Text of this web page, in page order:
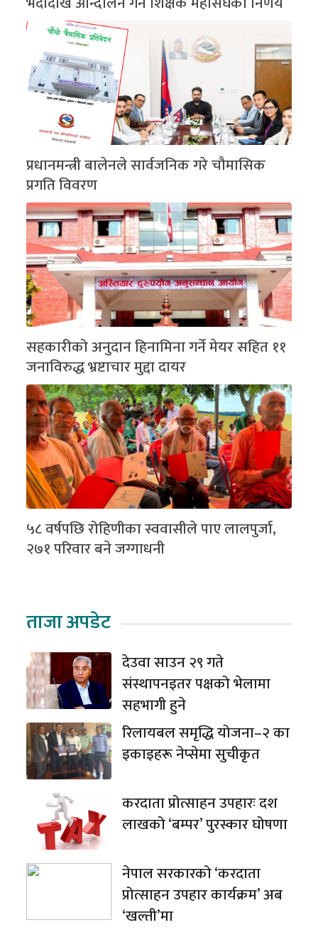
प्रधानमन्त्री बालेनले सार्वजनिक गरे चौमासिक
प्रगति विवरण
सहकारीको अनुदान हिनामिना गर्ने मेयर सहित ११
जनाविरुद्ध भ्रष्टाचार मुद्दा दायर
५८ वर्षपछि रोहिणीका स्ववासीले पाए लालपुर्जा,
२७१ परिवार बने जग्गाधनी
ताजा अपडेट
देउवा साउन २९ गते
संस्थापनइतर पक्षको भेलामा
सहभागी हुने
रिलायबल समृद्धि योजना–२ का
इकाइहरू नेप्सेमा सुचीकृत
करदाता प्रोत्साहन उपहारः दश
लाखको ‘बम्पर’ पुरस्कार घोषणा
नेपाल सरकारको ‘करदाता
प्रोत्साहन उपहार कार्यक्रम’ अब
‘खल्ती’मा